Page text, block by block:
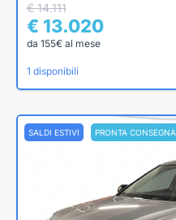
€ 14.111
€ 13.020
da 155€ al mese
1 disponibili
SALDI ESTIVI PRONTA CONSEGNA